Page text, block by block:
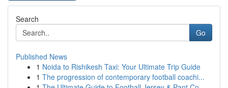
Search
Go
Published News
1 Noida to Rishikesh Taxi: Your Ultimate Trip Guide
1 The progression of contemporary football coachi...